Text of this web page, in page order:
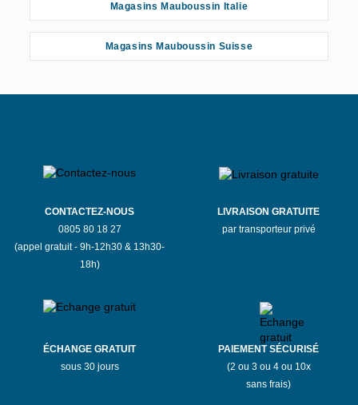
Magasins Mauboussin Italie
Magasins Mauboussin Suisse
CONTACTEZ-NOUS
0805 80 18 27
(appel gratuit - 9h-12h30 & 13h30-
18h)
LIVRAISON GRATUITE
par transporteur privé
ÉCHANGE GRATUIT
sous 30 jours
PAIEMENT SÉCURISÉ
(2 ou 3 ou 4 ou 10x
sans frais)